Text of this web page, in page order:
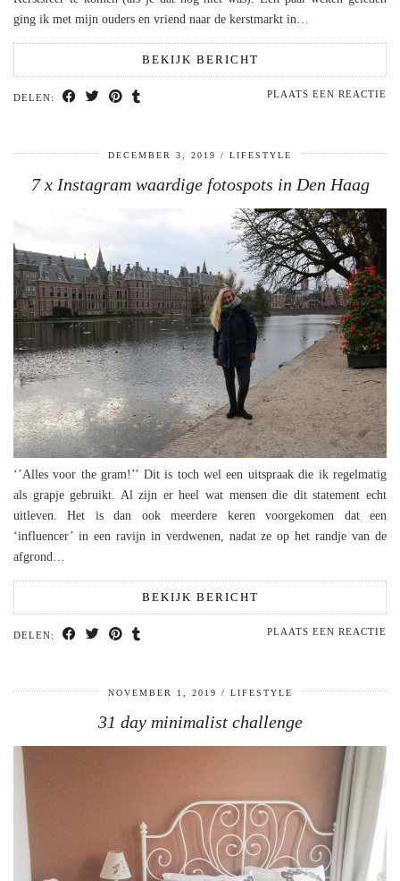
ging ik met mijn ouders en vriend naar de kerstmarkt in…
BEKIJK BERICHT
DELEN: PLAATS EEN REACTIE
DECEMBER 3, 2019 LIFESTYLE
7 x Instagram waardige fotospots in Den Haag
‘’Alles voor the gram!’’ Dit is toch wel een uitspraak die ik regelmatig
als grapje gebruikt. Al zijn er heel wat mensen die dit statement echt
uitleven. Het is dan ook meerdere keren voorgekomen dat een
‘influencer’ in een ravijn in verdwenen, nadat ze op het randje van de
afgrond…
BEKIJK BERICHT
DELEN: PLAATS EEN REACTIE
NOVEMBER 1, 2019 LIFESTYLE
31 day minimalist challenge